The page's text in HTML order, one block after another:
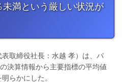
満という厳しい状況が
取締役社長：水越 孝）は、パ
決算情報から主要指標の平均値
らかにした。